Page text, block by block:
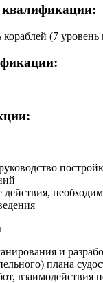
кораблей (7
действия,
и
плана
взаимодействия